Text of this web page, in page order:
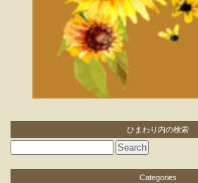
ひまわり内の検索
Categories